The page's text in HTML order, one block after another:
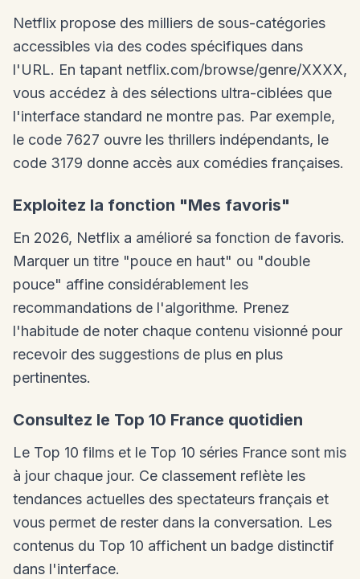
Netflix propose des milliers de sous-catégories
accessibles via des codes spécifiques dans
l'URL. En tapant netflix.com/browse/genre/XXXX,
vous accédez à des sélections ultra-ciblées que
l'interface standard ne montre pas. Par exemple,
le code 7627 ouvre les thrillers indépendants, le
code 3179 donne accès aux comédies françaises.
Exploitez la fonction "Mes favoris"
En 2026, Netflix a amélioré sa fonction de favoris.
Marquer un titre "pouce en haut" ou "double
pouce" affine considérablement les
recommandations de l'algorithme. Prenez
l'habitude de noter chaque contenu visionné pour
recevoir des suggestions de plus en plus
pertinentes.
Consultez le Top 10 France quotidien
Le Top 10 films et le Top 10 séries France sont mis
à jour chaque jour. Ce classement reflète les
tendances actuelles des spectateurs français et
vous permet de rester dans la conversation. Les
contenus du Top 10 affichent un badge distinctif
dans l'interface.